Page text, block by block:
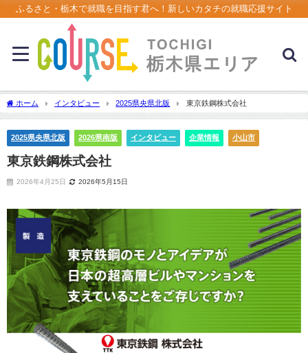
ふるさと・栃木で就職を目指す君へ！新しいカタチの就職応援サイト
ホーム インタビュー 2025県央県北版 東京鉄鋼株式会社
2025県央県北版 2026県南版 インタビュー 企業情報 小山市
東京鉄鋼株式会社
2026年4月25日 2026年5月15日